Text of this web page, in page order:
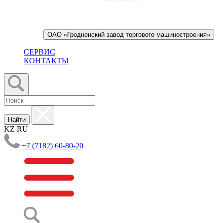
ОАО «Гродненский завод торгового машиностроения»
СЕРВИС
КОНТАКТЫ
Найти
KZ RU
+7 (7182) 60-80-20